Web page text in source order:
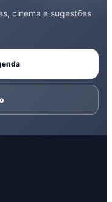
cinema e sugestões